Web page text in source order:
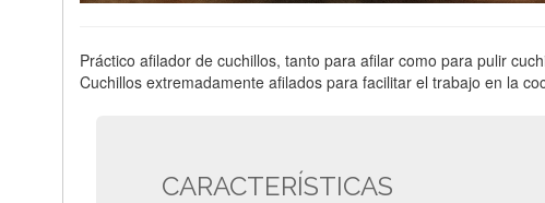
Práctico afilador de cuchillos, tanto para afilar como para pulir
Cuchillos extremadamente afilados para facilitar el trabajo en la
CARACTERÍSTICAS